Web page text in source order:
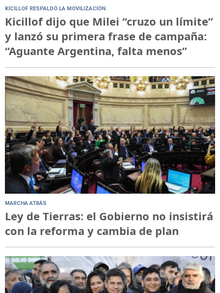
KICILLOF RESPALDÓ LA MOVILIZACIÓN
Kicillof dijo que Milei “cruzo un límite”
y lanzó su primera frase de campaña:
“Aguante Argentina, falta menos”
MARCHA ATRÁS
Ley de Tierras: el Gobierno no insistirá
con la reforma y cambia de plan